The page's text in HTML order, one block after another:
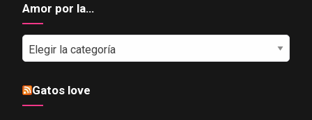
Amor por la…
por
Gatos love